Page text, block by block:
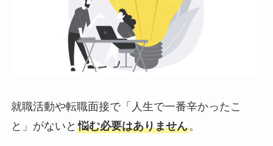
就職活動や転職面接で「人生で一番辛かったこ
と」がないと 悩む必要はありません。